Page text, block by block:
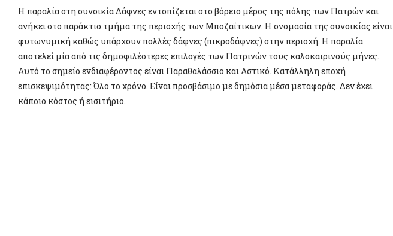
Η παραλία στη συνοικία Δάφνες εντοπίζεται στο βόρειο μέρος της πόλης των Πατρών και
ανήκει στο παράκτιο τμήμα της περιοχής των Μποζαΐτικων. Η ονομασία της συνοικίας είναι
φυτωνυμική καθώς υπάρχουν πολλές δάφνες (πικροδάφνες) στην περιοχή. Η παραλία
αποτελεί μία από τις δημοφιλέστερες επιλογές των Πατρινών τους καλοκαιρινούς μήνες.
Αυτό το σημείο ενδιαφέροντος είναι Παραθαλάσσιο και Αστικό. Κατάλληλη εποχή
επισκεψιμότητας: Όλο το χρόνο. Είναι προσβάσιμο με δημόσια μέσα μεταφοράς. Δεν έχει
κάποιο κόστος ή εισιτήριο.